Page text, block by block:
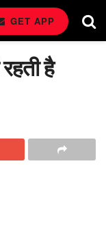
GET APP
है